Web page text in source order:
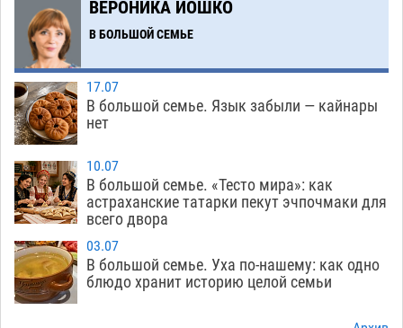
16:58
Игорь Мартынов вручил награды тренерам и
учителям физкультуры Камызякского района
08.08 418
15:32
Ветеран из Астрахани отметил столетний
юбилей
14:19
Погибший на Донбассе волонтер из Астрахани
стал героем мурала
08.08 600
Подросток, перебегавший дорогу вне
перехода, попал под колеса авто в Астрахани
08.08
ВЕРОНИКА ИОШКО
В БОЛЬШОЙ СЕМЬЕ
17.07
В большой семье. Язык забыли — кайнары
нет
10.07
В большой семье. «Тесто мира»: как
астраханские татарки пекут эчпочмаки для
всего двора
03.07
В большой семье. Уха по-нашему: как одно
блюдо хранит историю целой семьи